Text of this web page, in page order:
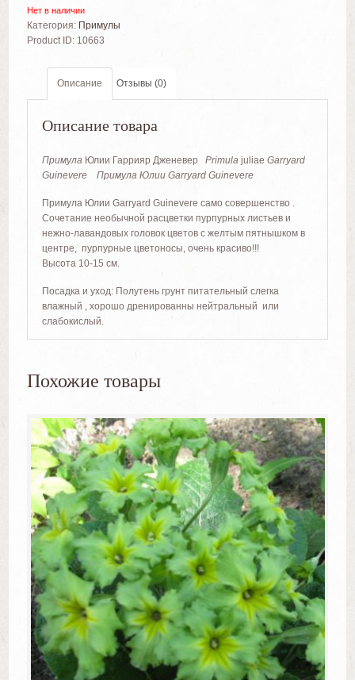
Нет в наличии
Категория: Примулы
Product ID: 10663
Описание Отзывы (0)
Описание товара
Примула Юлии Гаррияр Дженевер Primula juliae Garryard
Guinevere Примула Юлии Garryard Guinevere
Примула Юлии Garryard Guinevere само совершенство .
Сочетание необычной расцветки пурпурных листьев и
нежно-лавандовых головок цветов с желтым пятнышком в
центре, пурпурные цветоносы, очень красиво!!!
Высота 10-15 см.
Посадка и уход: Полутень грунт питательный слегка
влажный , хорошо дренированны нейтральный или
слабокислый.
Похожие товары